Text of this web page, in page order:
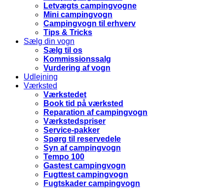
Letvægts campingvogne
Mini campingvogn
Campingvogn til erhverv
Tips & Tricks
Sælg din vogn
Sælg til os
Kommissionssalg
Vurdering af vogn
Udlejning
Værksted
Værkstedet
Book tid på værksted
Reparation af campingvogn
Værkstedspriser
Service-pakker
Spørg til reservedele
Syn af campingvogn
Tempo 100
Gastest campingvogn
Fugttest campingvogn
Fugtskader campingvogn